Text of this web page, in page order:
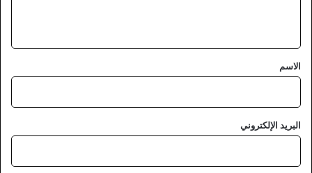
*
الاسم
البريد الإلكتروني